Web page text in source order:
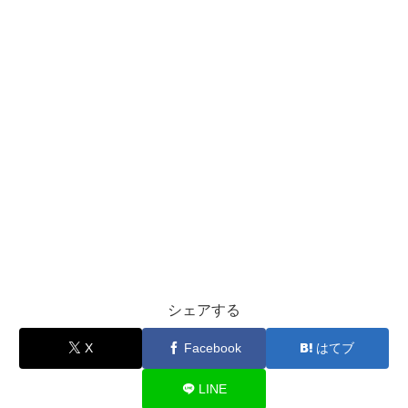
シェアする
X Facebook はてブ
LINE